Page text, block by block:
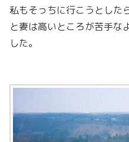
私もそっちに行こうとした
と妻は高いところが苦手な
した。